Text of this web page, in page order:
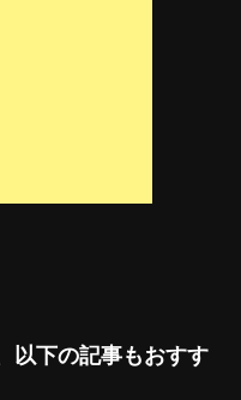
以下の記事もおすす